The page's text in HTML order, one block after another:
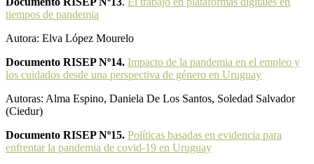
tiempos de pandemia
Autora: Elva López Mourelo
Documento RISEP Nº14. Impacto de la pandemia en el empleo y
los cuidados desde una perspectiva de género en Uruguay
Autoras: Alma Espino, Daniela De Los Santos, Soledad Salvador
(Ciedur)
Documento RISEP Nº15. Políticas basadas en evidencia para
enfrentar la pandemia de covid-19 en Uruguay